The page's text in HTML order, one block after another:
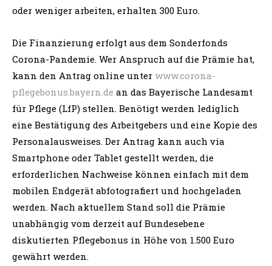
oder weniger arbeiten, erhalten 300 Euro.
Die Finanzierung erfolgt aus dem Sonderfonds
Corona-Pandemie. Wer Anspruch auf die Prämie hat,
kann den Antrag online unter www.corona-
pflegebonus.bayern.de an das Bayerische Landesamt
für Pflege (LfP) stellen. Benötigt werden lediglich
eine Bestätigung des Arbeitgebers und eine Kopie des
Personalausweises. Der Antrag kann auch via
Smartphone oder Tablet gestellt werden, die
erforderlichen Nachweise können einfach mit dem
mobilen Endgerät abfotografiert und hochgeladen
werden. Nach aktuellem Stand soll die Prämie
unabhängig vom derzeit auf Bundesebene
diskutierten Pflegebonus in Höhe von 1.500 Euro
gewährt werden.